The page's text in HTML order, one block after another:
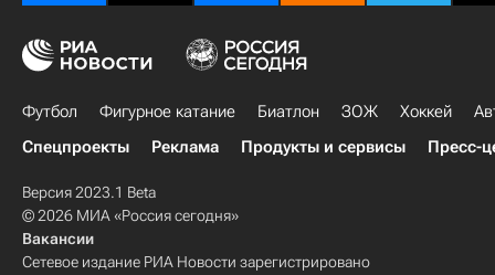
Футбол Фигурное катание Биатлон ЗОЖ Хоккей
Спецпроекты
Реклама Продукты и сервисы Пресс-
Версия 2023.1 Beta
© 2026 МИА «Россия сегодня»
Вакансии
Сетевое издание РИА Новости зарегистрировано